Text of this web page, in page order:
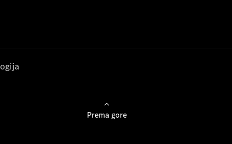
Prema gore